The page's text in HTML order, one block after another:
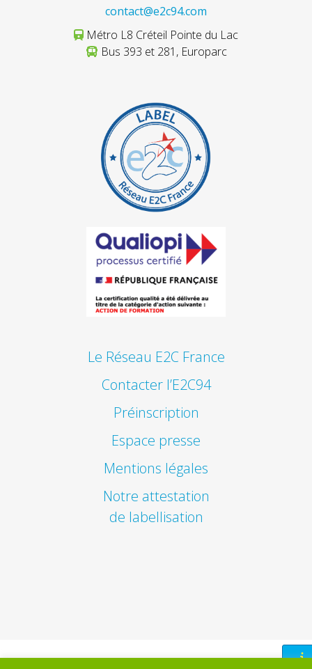
contact@e2c94.com
Métro L8 Créteil Pointe du Lac
Bus 393 et 281, Europarc
Le Réseau E2C France
Contacter l’E2C94
Préinscription
Espace presse
Mentions légales
Notre attestation
de labellisation